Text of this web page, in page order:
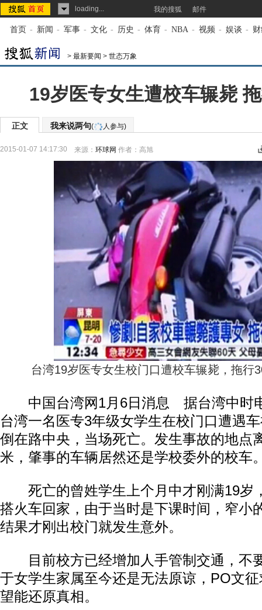
loading... 我的搜狐 邮件
首页 - 新闻 - 军事 - 文化 - 历史 - 体育 - NBA - 视频 - 娱谈 -
> 最新要闻 > 世态万象
19岁医专女生遭校车辗毙
正文 我来说两句( 人参与)
2015-01-07 14:17:30 来源： 环球网 作者：高旭
台湾19岁医专女生校门口遭校车辗毙，拖行
中国台湾网1月6日消息 据台湾中时
台湾一名医专3年级女学生在校门口遭遇
倒在路中央，当场死亡。发生事故的地点
米，肇事的车辆居然还是学校委外的校车
死亡的曾姓学生上个月中才刚满19岁
搭火车回家，由于当时是下课时间，窄小
结果才刚出校门就发生意外。
目前校方已经增加人手管制交通，不
于女学生家属至今还是无法原谅，PO文
望能还原真相。